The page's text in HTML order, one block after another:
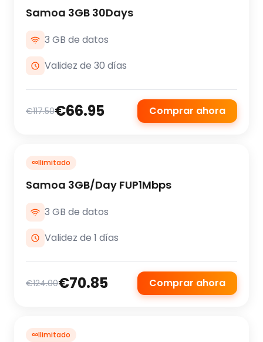
Samoa 3GB 30Days
3 GB de datos
Validez de 30 días
€117.50€66.95 Comprar ahora
∞Ilimitado
Samoa 3GB/Day FUP1Mbps
3 GB de datos
Validez de 1 días
€124.00€70.85 Comprar ahora
∞Ilimitado